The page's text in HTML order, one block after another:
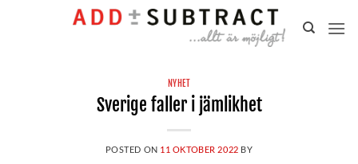
NYHET
Sverige faller i jämlikhet
POSTED ON 11 OKTOBER 2022 BY